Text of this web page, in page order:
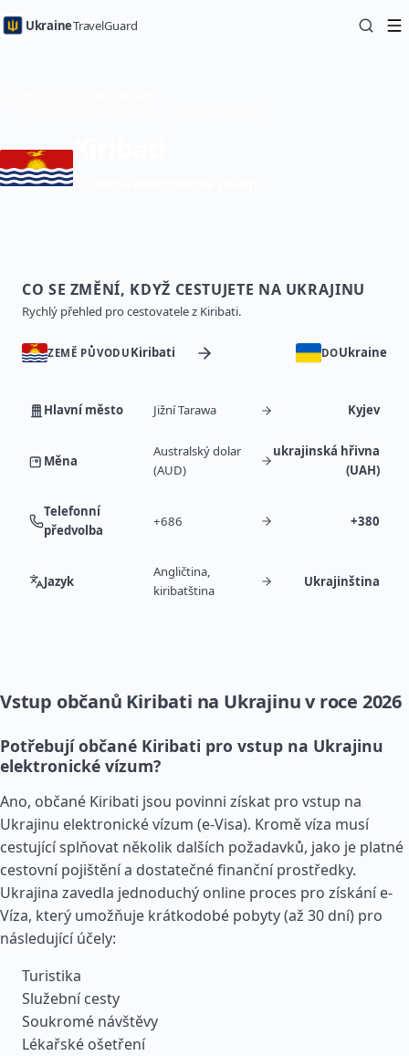
UkraineTravelGuard
CO SE ZMĚNÍ, KDYŽ CESTUJETE NA UKRAJINU
Rychlý přehled pro cestovatele z Kiribati.
ZEMĚ PŮVODU Kiribati DOUkraine
Hlavní město Jižní Tarawa Kyjev
Měna
Australský dolar
(AUD)
ukrajinská hřivna
(UAH)
Telefonní
předvolba
+686 +380
Jazyk
Angličtina,
kiribatština
Ukrajinština
Vstup občanů Kiribati na Ukrajinu v roce 2026
Potřebují občané Kiribati pro vstup na Ukrajinu
elektronické vízum?
Ano, občané Kiribati jsou povinni získat pro vstup na
Ukrajinu elektronické vízum (e-Visa). Kromě víza musí
cestující splňovat několik dalších požadavků, jako je platné
cestovní pojištění a dostatečné finanční prostředky.
Ukrajina zavedla jednoduchý online proces pro získání e-
Víza, který umožňuje krátkodobé pobyty (až 30 dní) pro
následující účely:
Turistika
Služební cesty
Soukromé návštěvy
Lékařské ošetření